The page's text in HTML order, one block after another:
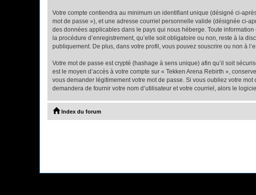
Votre compte contiendra au minimum un identifiant unique (désigné ci-
mot de passe »), et une adresse courriel personnelle valide (désignée ci-
des données applicables dans le pays qui nous héberge. Toute
la procédure d’enregistrement, qu’elle soit obligatoire ou non, reste à la
publiquement. De plus, dans votre profil, vous pouvez souscrire ou non à
Votre mot de passe est crypté (hashage à sens unique) afin qu’il soit
est le moyen d’accès à votre compte sur « Tekken Arena Rebirth »,
vous demander légitimement votre mot de passe. Si vous oubliez votre
demandera de fournir votre nom d’utilisateur et votre courriel, alors le
Index du forum